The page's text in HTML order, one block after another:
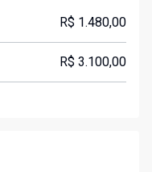
R$ 1.480,00
R$ 3.100,00